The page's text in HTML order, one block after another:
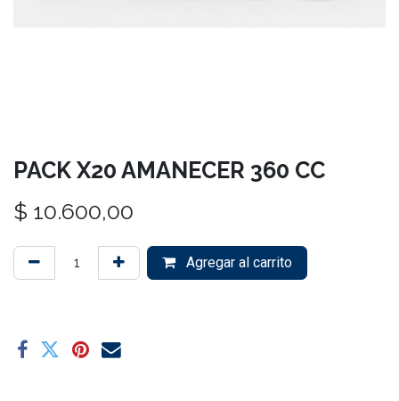
PACK X20 AMANECER 360 CC
$ 10.600,00
Agregar al carrito